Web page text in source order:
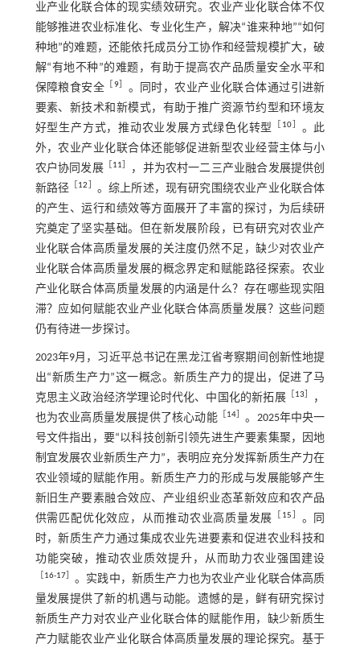
业产业化联合体的现实绩效研究。农业产业化联合体不仅
能够推进农业标准化、专业化生产，解决“谁来种地”“如何
种地”的难题，还能依托成员分工协作和经营规模扩大，破
解“有地不种”的难题，有助于提高农产品质量安全水平和
保障粮食安全
9］ 。同时，农业产业化联合体通过引进新
要素、新技术和新模式，有助于推广资源节约型和环境友
好型生产方式，推动农业发展方式绿色化转型
10
。此
外，农业产业化联合体还能够促进新型农业经营主体与小
农户协同发展
11
，并为农村一二三产业融合发展提供创
新路径
12
。综上所述，现有研究围绕农业产业化联合体
的产生、运行和绩效等方面展开了丰富的探讨，为后续研
究奠定了坚实基础。但在新发展阶段，已有研究对农业产
业化联合体高质量发展的关注度仍然不足，缺少对农业产
业化联合体高质量发展的概念界定和赋能路径探索。农业
产业化联合体高质量发展的内涵是什么？存在哪些现实阻
滞？应如何赋能农业产业化联合体高质量发展？这些问题
仍有待进一步探讨。
2023年9月，习近平总书记在黑龙江省考察期间创新性地提
出“新质生产力”这一概念。新质生产力的提出，促进了马
克思主义政治经济学理论时代化、中国化的新拓展
13
，
也为农业高质量发展提供了核心动能［ 14
。2025年中央一
号文件指出，要“以科技创新引领先进生产要素集聚，因地
制宜发展农业新质生产力”，表明应充分发挥新质生产力在
农业领域的赋能作用。新质生产力的形成与发展能够产生
新旧生产要素融合效应、产业组织业态革新效应和农产品
供需匹配优化效应，从而推动农业高质量发展
15
。同
时，新质生产力通过集成农业先进要素和促进农业科技和
功能突破，推动农业质效提升，从而助力农业强国建设
16-17］ 。实践中，新质生产力也为农业产业化联合体高质
量发展提供了新的机遇与动能。遗憾的是，鲜有研究探讨
新质生产力对农业产业化联合体的赋能作用，缺少新质生
产力赋能农业产业化联合体高质量发展的理论探究。基于